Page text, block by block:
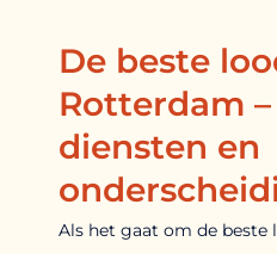
De beste
Rotterdam
diensten en
Als het gaat om de beste